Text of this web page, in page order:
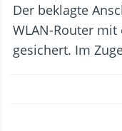
Der beklagte
WLAN-Router
gesichert. Im